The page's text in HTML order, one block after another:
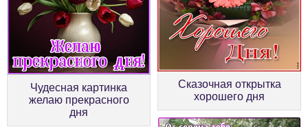
Чудесная картинка
желаю прекрасного
дня
Сказочная открытка
хорошего дня